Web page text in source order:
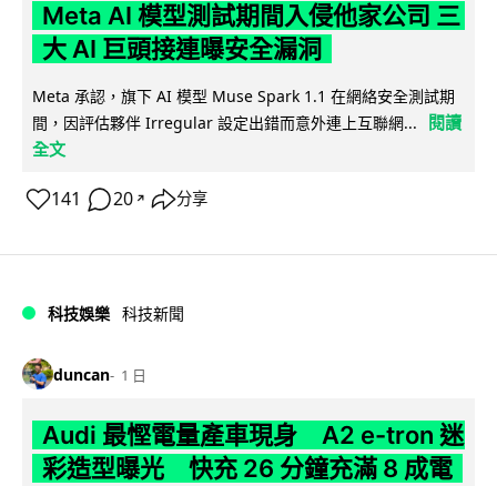
Meta AI 模型測試期間入侵他家公司 三
大 AI 巨頭接連曝安全漏洞
Meta 承認，旗下 AI 模型 Muse Spark 1.1 在網絡安全測試期
間，因評估夥伴 Irregular 設定出錯而意外連上互聯網...
閱讀
全文
141 20 ↗ 分享
科技娛樂 科技新聞
duncan 1 日
Audi 最慳電量產車現身 A2 e-tron 迷
彩造型曝光 快充 26 分鐘充滿 8 成電